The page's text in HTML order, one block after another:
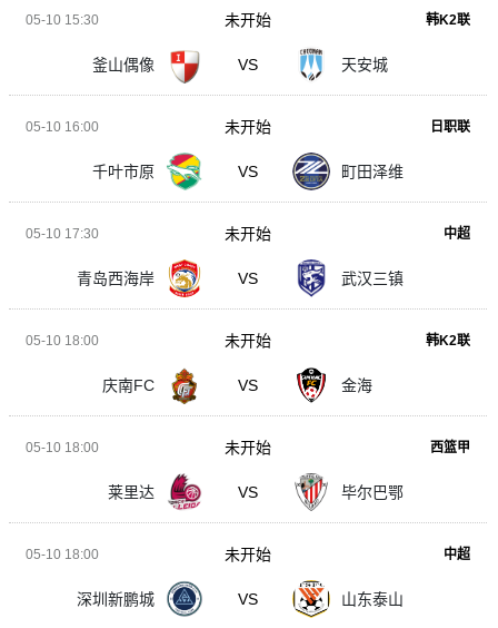
05-10 15:30 韩K2联
釜山偶像 VS 天安城
未开始
05-10 16:00 日职联
千叶市原 VS 町田泽维
未开始
05-10 17:30 中超
青岛西海岸 VS 武汉三镇
未开始
05-10 18:00 韩K2联
庆南FC VS 金海
未开始
05-10 18:00 西篮甲
莱里达 VS 毕尔巴鄂
未开始
05-10 18:00 中超
深圳新鹏城 VS 山东泰山
未开始